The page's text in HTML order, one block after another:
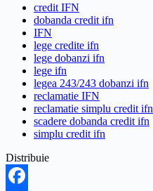
credit IFN
dobanda credit ifn
IFN
lege credite ifn
lege dobanzi ifn
lege ifn
legea 243/243 dobanzi ifn
reclamatie IFN
reclamatie simplu credit ifn
scadere dobanda credit ifn
simplu credit ifn
Distribuie